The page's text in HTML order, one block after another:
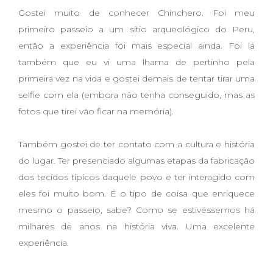
Gostei muito de conhecer Chinchero. Foi meu
primeiro passeio a um sítio arqueológico do Peru,
então a experiência foi mais especial ainda. Foi lá
também que eu vi uma lhama de pertinho pela
primeira vez na vida e gostei demais de tentar tirar uma
selfie com ela (embora não tenha conseguido, mas as
fotos que tirei vão ficar na memória).
Também gostei de ter contato com a cultura e história
do lugar. Ter presenciado algumas etapas da fabricação
dos tecidos típicos daquele povo e ter interagido com
eles foi muito bom. É o tipo de coisa que enriquece
mesmo o passeio, sabe? Como se estivéssemos há
milhares de anos na história viva. Uma excelente
experiência.